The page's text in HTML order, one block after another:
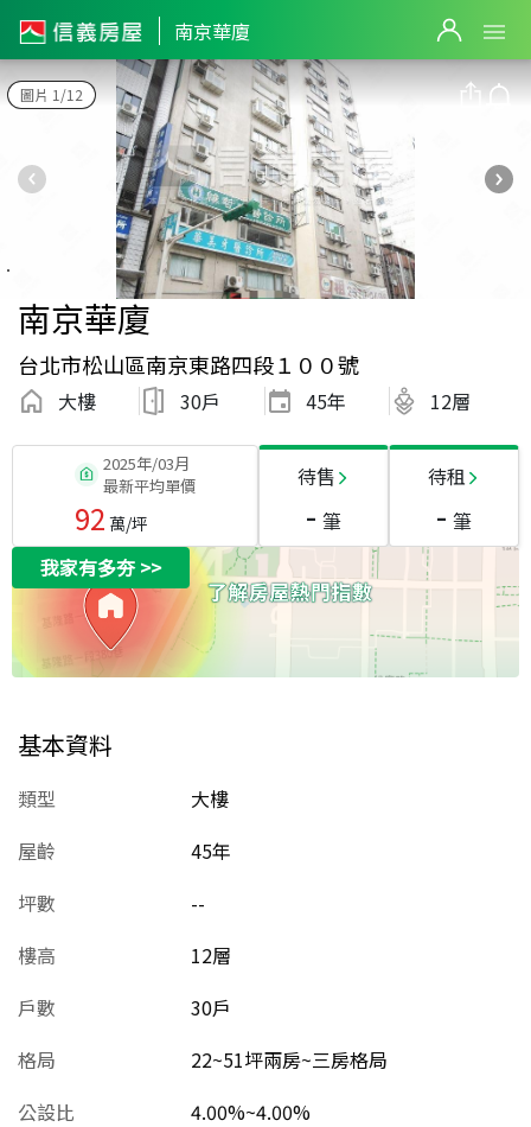
南京華廈
圖片 1/12
南京華廈
台北市松山區南京東路四段１００號
大樓 30戶 45年 12層
2025年/03月
最新平均單價
92 萬/坪
待售
- 筆
待租
- 筆
我家有多夯>>
基本資料
類型
大樓
屋齡
45年
坪數
--
樓高
12層
戶數
30戶
格局
22~51坪兩房~三房格局
公設比
4.00%~4.00%